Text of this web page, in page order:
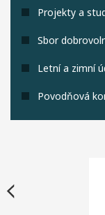
Projekty a
Sbor
Letní a zimní
Povodňová